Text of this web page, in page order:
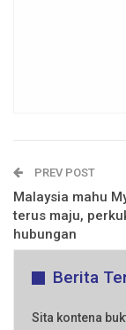
PREV POST
Malaysia mahu
terus maju,
hubungan
Berita
Sita kontena